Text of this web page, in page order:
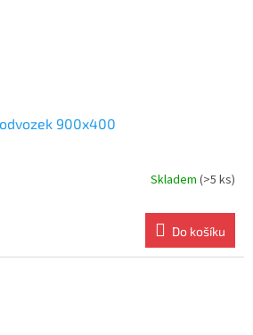
900x400
Skladem (>5 ks)
Do košíku